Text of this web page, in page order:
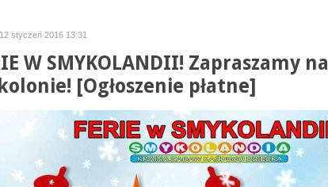
styczeń 2016 13:31
W SMYKOLANDII! Zapraszamy na
[Ogłoszenie płatne]